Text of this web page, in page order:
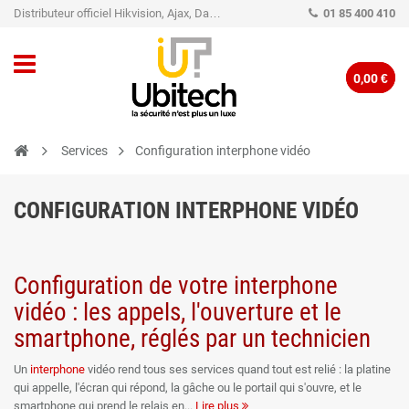
Distributeur officiel Hikvision, Ajax, Dahua, TP-Link - Caméra de vidéo surveillance - Alarme 01 85 400 410
0,00 €
Services Configuration interphone vidéo
CONFIGURATION INTERPHONE VIDÉO
Configuration de votre interphone
vidéo : les appels, l'ouverture et le
smartphone, réglés par un technicien
Un interphone vidéo rend tous ses services quand tout est relié : la platine
qui appelle, l'écran qui répond, la gâche ou le portail qui s'ouvre, et le
smartphone qui prend le relais en
Lire plus